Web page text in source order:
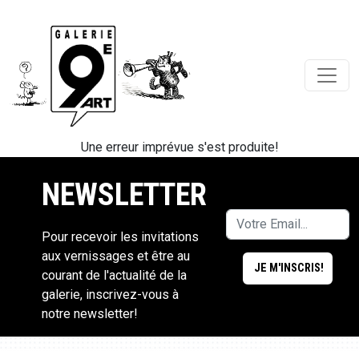
Une erreur imprévue s'est produite!
NEWSLETTER
Pour recevoir les invitations
aux vernissages et être au
courant de l'actualité de la
galerie, inscrivez-vous à
notre newsletter!